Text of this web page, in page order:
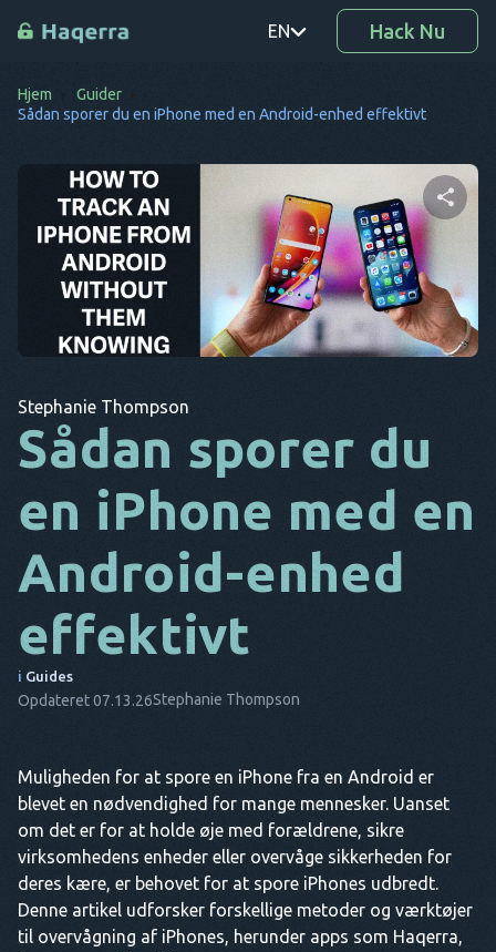
EN
PT
RO
DE
SV
KO
BG
DA
IT
ES
PT
HAN
Hack Nu
Hjem
Guider
Sådan sporer du en iPhone med en Android-enhed effektivt
Del denne artikel
Twitter Facebook Kopier link
Stephanie Thompson
Sådan sporer du
en iPhone med en
Android-enhed
effektivt
i Guides
Opdateret 07.13.26Stephanie Thompson
Muligheden for at spore en iPhone fra en Android er
blevet en nødvendighed for mange mennesker. Uanset
om det er for at holde øje med forældrene, sikre
virksomhedens enheder eller overvåge sikkerheden for
deres kære, er behovet for at spore iPhones udbredt.
Denne artikel udforsker forskellige metoder og værktøjer
til overvågning af iPhones, herunder apps som Haqerra,